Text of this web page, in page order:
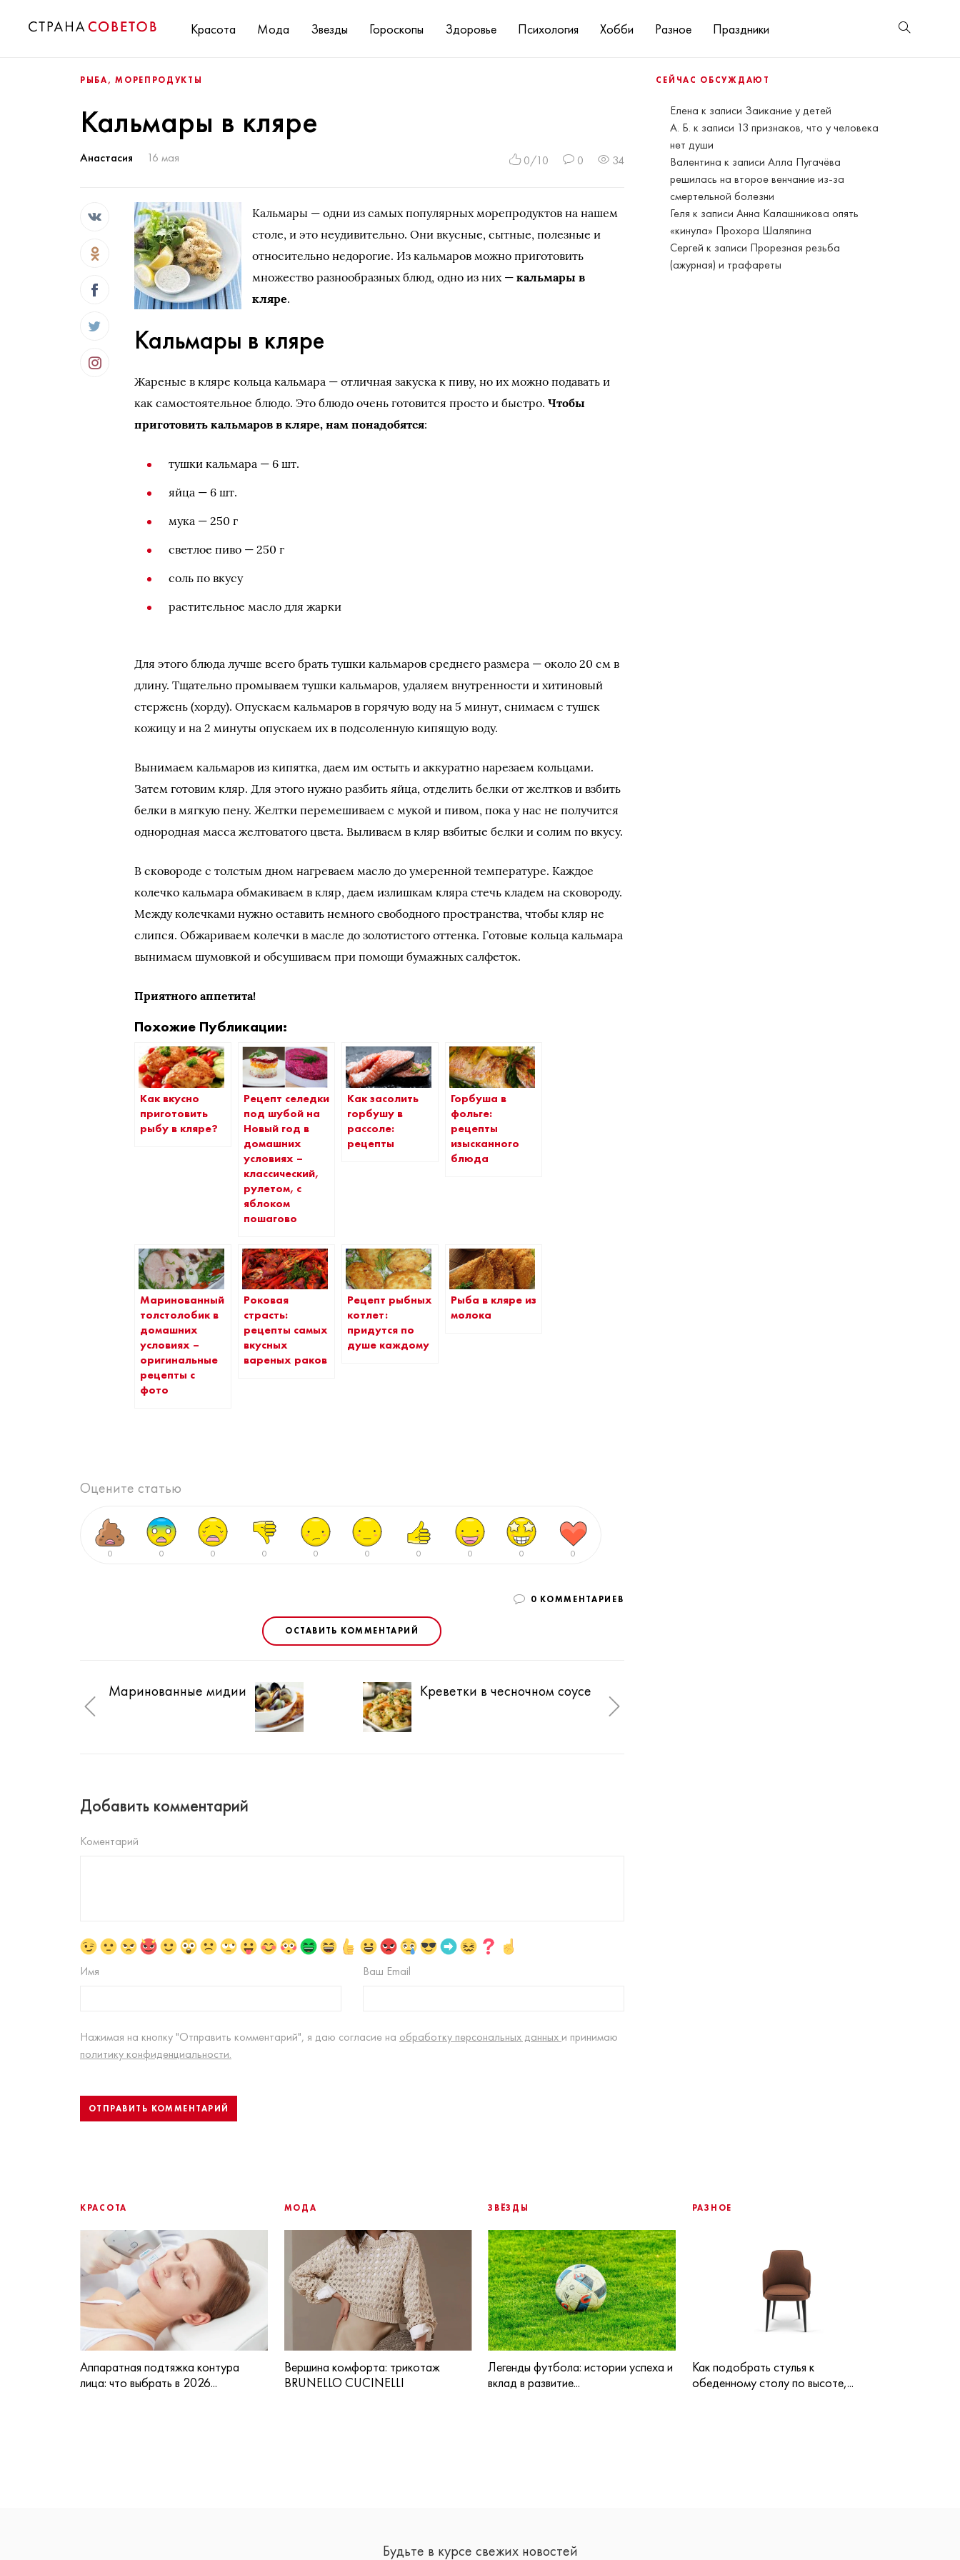
Красота Мода Звезды Гороскопы Здоровье Психология Хобби Разное Праздники
СЕЙЧАС ОБСУЖДАЮТ
Елена к записи Заикание у детей
А. Б. к записи 13 признаков, что у человека
нет души
Валентина к записиАлла Пугачёва
решилась на второе венчание из-за
смертельной болезни
Геля к записиАнна Калашникова опять
«кинула» Прохора Шаляпина
Сергей к записи Прорезная резьба
(ажурная) и трафареты
РЫБА, МОРЕПРОДУКТЫ
Кальмары в кляре
Анастасия 16 мая 0/10 0 34
Кальмары — одни из самых популярных морепродуктов на нашем
столе, и это неудивительно. Они вкусные, сытные, полезные и
относительно недорогие. Из кальмаров можно приготовить
множество разнообразных блюд, одно из них —кальмары в
кляре.
Кальмары в кляре
Жареные в кляре кольца кальмара — отличная закуска к пиву, но их можно подавать и
как самостоятельное блюдо. Это блюдо очень готовится просто и быстро.Чтобы
приготовить кальмаров в кляре, нам понадобятся:
тушки кальмара — 6 шт.
яйца — 6 шт.
мука — 250 г
светлое пиво — 250 г
соль по вкусу
растительное масло для жарки
Для этого блюда лучше всего брать тушки кальмаров среднего размера — около 20 см в
длину. Тщательно промываем тушки кальмаров, удаляем внутренности и хитиновый
стержень (хорду). Опускаем кальмаров в горячую воду на 5 минут, снимаем с тушек
кожицу и на 2 минуты опускаем их в подсоленную кипящую воду.
Вынимаем кальмаров из кипятка, даем им остыть и аккуратно нарезаем кольцами.
Затем готовим кляр. Для этого нужно разбить яйца, отделить белки от желтков и взбить
белки в мягкую пену. Желтки перемешиваем с мукой и пивом, пока у нас не получится
однородная масса желтоватого цвета. Выливаем в кляр взбитые белки и солим по вкусу.
В сковороде с толстым дном нагреваем масло до умеренной температуре. Каждое
колечко кальмара обмакиваем в кляр, даем излишкам кляра стечь кладем на сковороду.
Между колечками нужно оставить немного свободного пространства, чтобы кляр не
слипся. Обжариваем колечки в масле до золотистого оттенка. Готовые кольца кальмара
вынимаем шумовкой и обсушиваем при помощи бумажных салфеток.
Приятного аппетита!
Похожие Публикации:
Как вкусно
приготовить
рыбу в кляре?
Рецепт селедки
под шубой на
Новый год в
домашних
условиях –
классический,
рулетом, с
яблоком
пошагово
Как засолить
горбушу в
рассоле:
рецепты
Горбуша в
фольге:
рецепты
изысканного
блюда
Маринованный
толстолобик в
домашних
условиях –
оригинальные
рецепты с
фото
Роковая
страсть:
рецепты самых
вкусных
вареных раков
Рецепт рыбных
котлет:
придутся по
душе каждому
Рыба в кляре из
молока
Оцените статью
0 0 0 0 0 0 0 0 0 0
0 КОММЕНТАРИЕВ
ОСТАВИТЬ КОММЕНТАРИЙ
Маринованные мидии Креветки в чесночном соусе
Добавить комментарий
Коментарий
Имя Ваш Email
Нажимая на кнопку "Отправить комментарий", я даю согласие на обработку персональных данных и принимаю
политику конфиденциальности.
КРАСОТА
Аппаратная подтяжка контура
лица: что выбрать в 2026...
МОДА
Вершина комфорта: трикотаж
BRUNELLO CUCINELLI
ЗВЁЗДЫ
Легенды футбола: истории успеха и
вклад в развитие...
РАЗНОЕ
Как подобрать стулья к
обеденному столу по высоте,...
Будьте в курсе свежих новостей